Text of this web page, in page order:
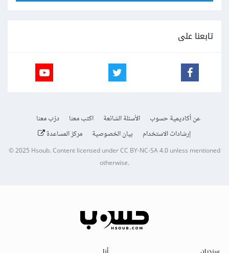
تابعنا على
عن أكاديمية حسوب الأسئلة الشائعة اكتب معنا
درّب معنا
إرشادات الاستخدام
بيان الخصوصية مركز المساعدة
© 2025Hsoub.Content licensed underCC BY-NC-SA 4.0unless mentioned
otherwise.